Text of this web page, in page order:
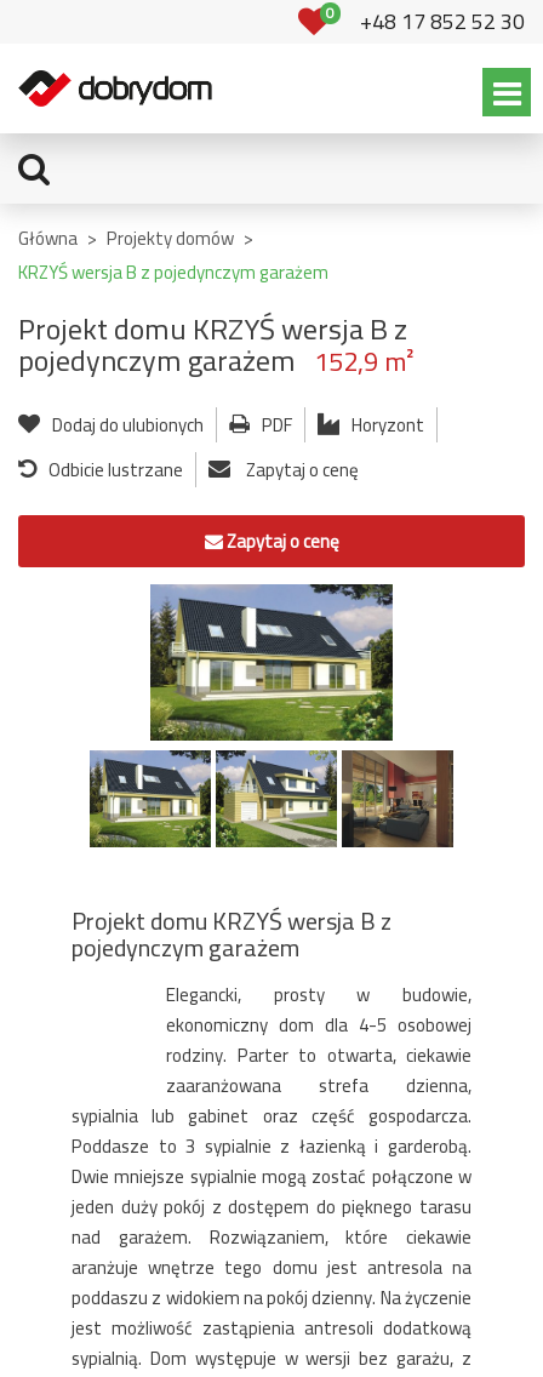
0 +48 17 852 52 30
Główna > Projekty domów >
KRZYŚ wersja B z pojedynczym garażem
Projekt domu KRZYŚ wersja B z
pojedynczym garażem 152,9 m²
Dodaj do ulubionych PDF
Horyzont
Odbicie lustrzane
Zapytaj o cenę
Zapytaj o cenę
Projekt domu KRZYŚ wersja B z
pojedynczym garażem
Elegancki, prosty w budowie,
ekonomiczny dom dla 4-5 osobowej
rodziny. Parter to otwarta, ciekawie
zaaranżowana strefa dzienna,
sypialnia lub gabinet oraz część gospodarcza.
Poddasze to 3 sypialnie z łazienką i garderobą.
Dwie mniejsze sypialnie mogą zostać połączone w
jeden duży pokój z dostępem do pięknego tarasu
nad garażem. Rozwiązaniem, które ciekawie
aranżuje wnętrze tego domu jest antresola na
poddaszu z widokiem na pokój dzienny. Na życzenie
jest możliwość zastąpienia antresoli dodatkową
sypialnią. Dom występuje w wersji bez garażu, z